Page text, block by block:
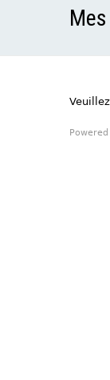
Veuillez